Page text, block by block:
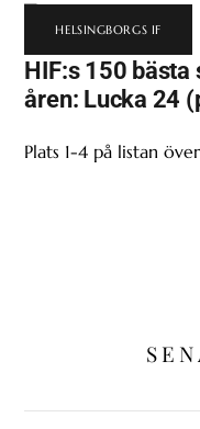
HELSINGBORGS IF
HIF:s 150 bästa
åren: Lucka 24
Plats 1-4 på listan